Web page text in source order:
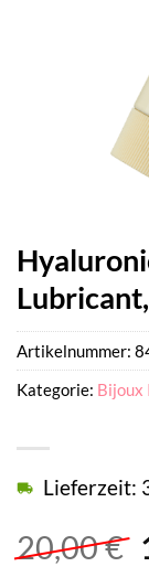
20,00€
Lieferzeit:
Artikelnummer:
Kategorie: Bijoux